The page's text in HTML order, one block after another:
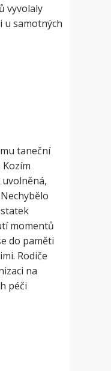
vyvolaly
u samotných
taneční
momentů
do paměti
Rodiče
na
péči